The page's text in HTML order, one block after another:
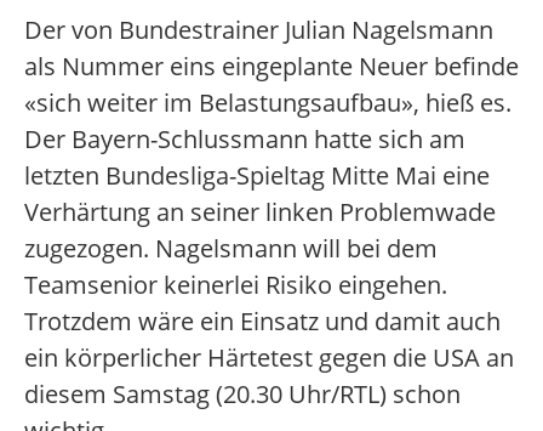
Der von Bundestrainer Julian Nagelsmann
als Nummer eins eingeplante Neuer befinde
«sich weiter im Belastungsaufbau», hieß es.
Der Bayern-Schlussmann hatte sich am
letzten Bundesliga-Spieltag Mitte Mai eine
Verhärtung an seiner linken Problemwade
zugezogen. Nagelsmann will bei dem
Teamsenior keinerlei Risiko eingehen.
Trotzdem wäre ein Einsatz und damit auch
ein körperlicher Härtetest gegen die USA an
diesem Samstag (20.30 Uhr/RTL) schon